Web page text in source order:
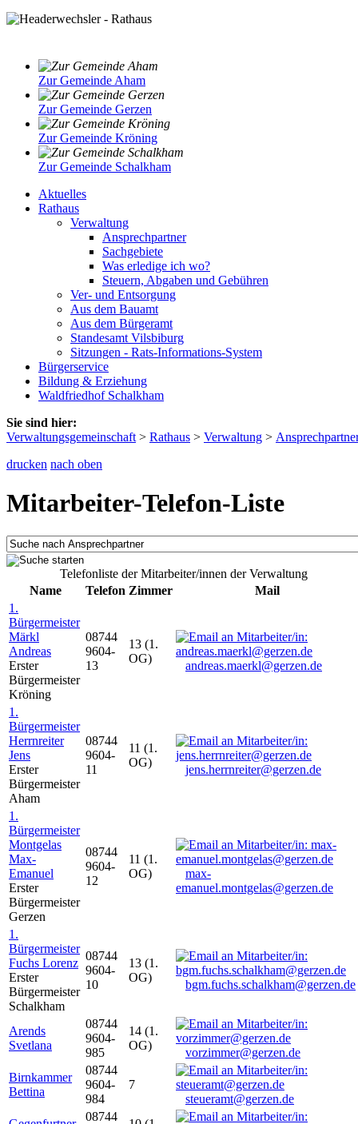
Zur Gemeinde Aham
Zur Gemeinde Gerzen
Zur Gemeinde Kröning
Zur Gemeinde Schalkham
Aktuelles
Rathaus
Verwaltung
Ansprechpartner
Sachgebiete
Was erledige ich wo?
Steuern, Abgaben und Gebühren
Ver- und Entsorgung
Aus dem Bauamt
Aus dem Bürgeramt
Standesamt Vilsbiburg
Sitzungen - Rats-Informations-System
Bürgerservice
Bildung & Erziehung
Waldfriedhof Schalkham
Sie sind hier:
Verwaltungsgemeinschaft > Rathaus > Verwaltung >
drucken nach oben
Mitarbeiter-Telefon-Liste
Telefonliste der Mitarbeiter/innen der Verwaltung
Name
Telefon Zimmer
Mail
1.
Bürgermeister
Märkl
Andreas
Erster
Bürgermeister
Kröning
08744
9604-
13
13 (1.
OG)
andreas.maerkl@gerzen.de
1.
Bürgermeister
Herrnreiter
Jens
Erster
Bürgermeister
Aham
08744
9604-
11
11 (1.
OG)
jens.herrnreiter@gerzen.de
1.
Bürgermeister
Montgelas
Max-
Emanuel
Erster
Bürgermeister
Gerzen
08744
9604-
12
11 (1.
OG)
max-
emanuel.montgelas@gerzen.de
1.
Bürgermeister
Fuchs Lorenz
Erster
Bürgermeister
Schalkham
08744
9604-
10
13 (1.
OG)
bgm.fuchs.schalkham@gerzen.de
Arends
Svetlana
08744
9604-
985
14 (1.
OG)
vorzimmer@gerzen.de
Birnkammer
Bettina
08744
9604-
984
7
steueramt@gerzen.de
08744